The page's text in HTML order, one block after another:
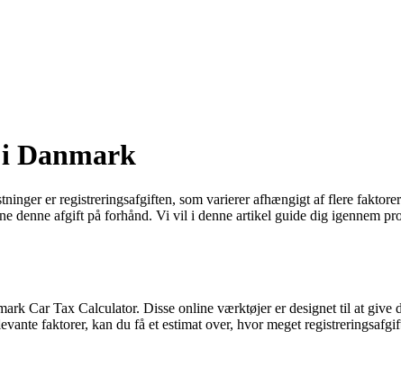
Danmark
er registreringsafgiften, som varierer afhængigt af flere
denne afgift på forhånd. Vi vil i denne artikel guide dig igennem
Car Tax Calculator. Disse online værktøjer er designet til at give
faktorer, kan du få et estimat over, hvor meget